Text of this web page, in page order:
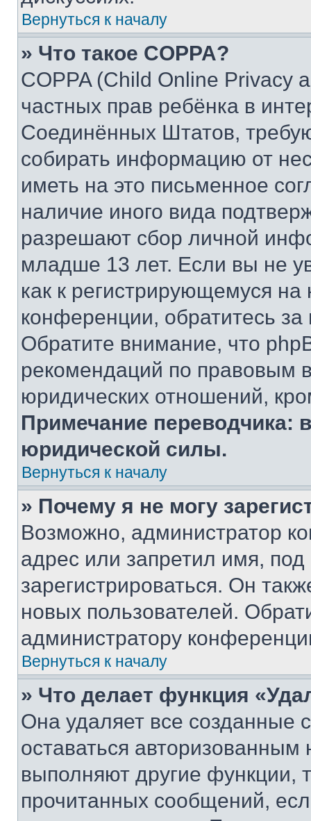
Вернуться к началу
» Что такое COPPA?
COPPA (Child Online Privacy
частных прав ребёнка в
Соединённых Штатов,
собирать информацию от
иметь на это письменное
наличие иного вида
разрешают сбор личной
младше 13 лет. Если вы не
как к регистрирующемуся
конференции, обратитесь
Обратите внимание, что
рекомендаций по правовым
юридических отношений,
Примечание переводчика:
юридической силы.
Вернуться к началу
» Почему я не могу
Возможно, администратор
адрес или запретил имя,
зарегистрироваться. Он
новых пользователей.
администратору
Вернуться к началу
» Что делает функция
Она удаляет все созданные
оставаться
выполняют другие функции,
прочитанных сообщений,